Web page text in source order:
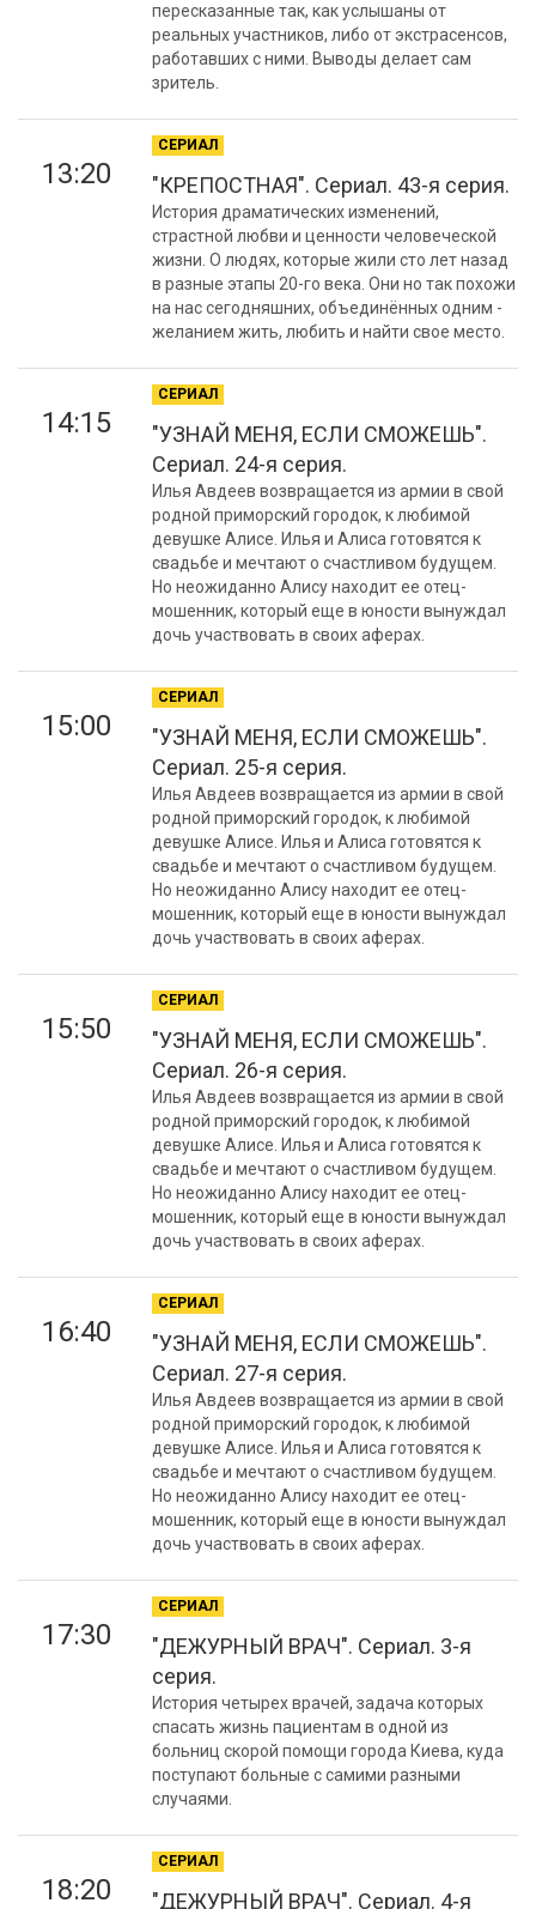
пересказанные так, как услышаны от
реальных участников, либо от экстрасенсов,
работавших с ними. Выводы делает сам
зритель.
13:20
СЕРИАЛ
"КРЕПОСТНАЯ". Сериал. 43-я серия.
История драматических изменений,
страстной любви и ценности человеческой
жизни. О людях, которые жили сто лет назад
в разные этапы 20-го века. Они но так похожи
на нас сегодняшних, объединённых одним -
желанием жить, любить и найти свое место.
14:15
СЕРИАЛ
"УЗНАЙ МЕНЯ, ЕСЛИ СМОЖЕШЬ".
Сериал. 24-я серия.
Илья Авдеев возвращается из армии в свой
родной приморский городок, к любимой
девушке Алисе. Илья и Алиса готовятся к
свадьбе и мечтают о счастливом будущем.
Но неожиданно Алису находит ее отец-
мошенник, который еще в юности вынуждал
дочь участвовать в своих аферах.
15:00
СЕРИАЛ
"УЗНАЙ МЕНЯ, ЕСЛИ СМОЖЕШЬ".
Сериал. 25-я серия.
Илья Авдеев возвращается из армии в свой
родной приморский городок, к любимой
девушке Алисе. Илья и Алиса готовятся к
свадьбе и мечтают о счастливом будущем.
Но неожиданно Алису находит ее отец-
мошенник, который еще в юности вынуждал
дочь участвовать в своих аферах.
15:50
СЕРИАЛ
"УЗНАЙ МЕНЯ, ЕСЛИ СМОЖЕШЬ".
Сериал. 26-я серия.
Илья Авдеев возвращается из армии в свой
родной приморский городок, к любимой
девушке Алисе. Илья и Алиса готовятся к
свадьбе и мечтают о счастливом будущем.
Но неожиданно Алису находит ее отец-
мошенник, который еще в юности вынуждал
дочь участвовать в своих аферах.
16:40
СЕРИАЛ
"УЗНАЙ МЕНЯ, ЕСЛИ СМОЖЕШЬ".
Сериал. 27-я серия.
Илья Авдеев возвращается из армии в свой
родной приморский городок, к любимой
девушке Алисе. Илья и Алиса готовятся к
свадьбе и мечтают о счастливом будущем.
Но неожиданно Алису находит ее отец-
мошенник, который еще в юности вынуждал
дочь участвовать в своих аферах.
17:30
СЕРИАЛ
"ДЕЖУРНЫЙ ВРАЧ". Сериал. 3-я
серия.
История четырех врачей, задача которых
спасать жизнь пациентам в одной из
больниц скорой помощи города Киева, куда
поступают больные с самими разными
случаями.
18:20
СЕРИАЛ
"ДЕЖУРНЫЙ ВРАЧ". Сериал. 4-я